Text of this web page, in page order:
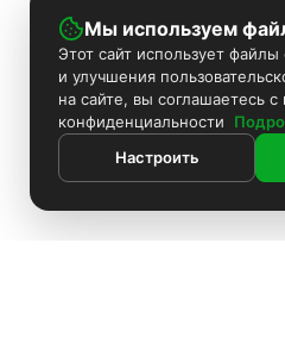
Мы используем
Этот сайт использует
и улучшения
на сайте, вы соглашаетесь
конфиденциальности
Настроить